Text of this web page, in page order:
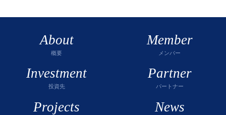
About
概要
Member
メンバー
Investment
投資先
Partner
パートナー
Projects News